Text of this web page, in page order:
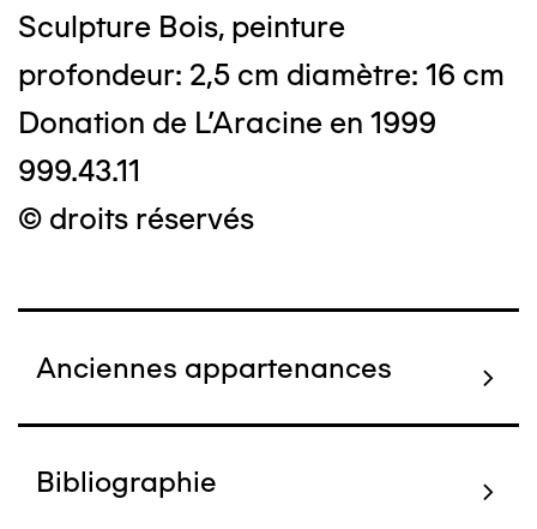
Sculpture Bois, peinture
profondeur: 2,5 cm diamètre: 16 cm
Donation de L'Aracine en 1999
999.43.11
© droits réservés
Anciennes appartenances
Bibliographie